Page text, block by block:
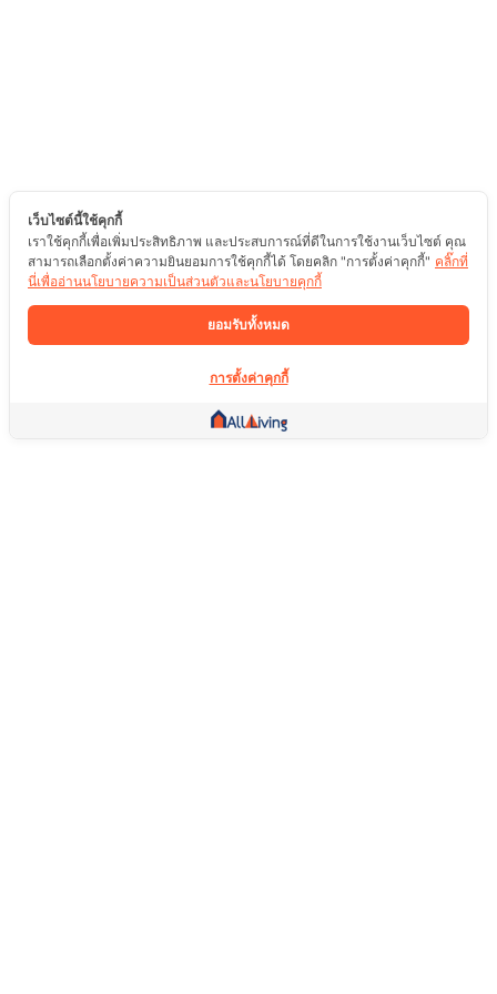
เว็บไซต์นี้ใช้คุกกี้
เราใช้คุกกี้เพื่อเพิ่มประสิทธิภาพ และประสบการณ์ที่ดีในการใช้งานเว็บไซต์ คุณ
สามารถเลือกตั้งค่าความยินยอมการใช้คุกกี้ได้ โดยคลิก "การตั้งค่าคุกกี้" คลิ๊กที่
นี่เพื่ออ่านนโยบายความเป็นส่วนตัวและนโยบายคุกกี้
ยอมรับทั้งหมด
การตั้งค่าคุกกี้